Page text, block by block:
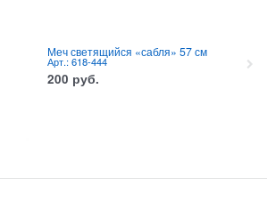
Меч светящийся «сабля» 57 см
Арт.: 618-444
200 руб.